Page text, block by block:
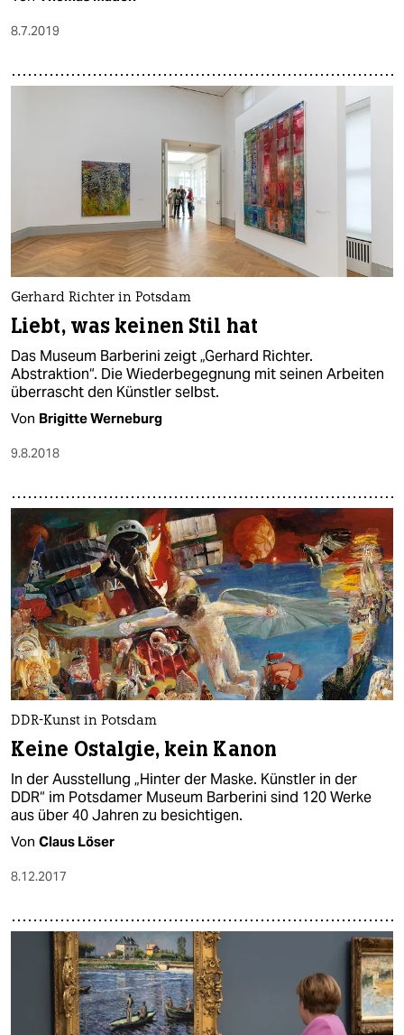
8.7.2019
Gerhard Richter in Potsdam
Liebt, was keinen Stil hat
Das Museum Barberini zeigt „Gerhard Richter.
Abstraktion“. Die Wiederbegegnung mit seinen Arbeiten
überrascht den Künstler selbst.
Von Brigitte Werneburg
9.8.2018
DDR-Kunst in Potsdam
Keine Ostalgie, kein Kanon
In der Ausstellung „Hinter der Maske. Künstler in der
DDR“ im Potsdamer Museum Barberini sind 120 Werke
aus über 40 Jahren zu besichtigen.
Von Claus Löser
8.12.2017